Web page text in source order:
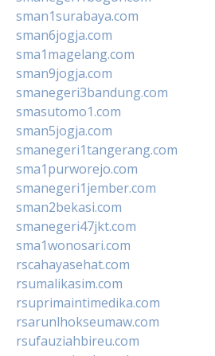
sman1surabaya.com
sman6jogja.com
sma1magelang.com
sman9jogja.com
smanegeri3bandung.com
smasutomo1.com
sman5jogja.com
smanegeri1tangerang.com
sma1purworejo.com
smanegeri1jember.com
sman2bekasi.com
smanegeri47jkt.com
sma1wonosari.com
rscahayasehat.com
rsumalikasim.com
rsuprimaintimedika.com
rsarunlhokseumaw.com
rsufauziahbireu.com